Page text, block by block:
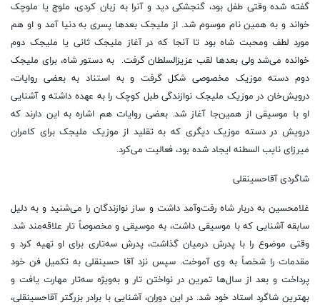
گفته شده وقتی طفل بود، گنجشکی دید و آنرا به زبان کردی، ملوچ یا ملوچک
خواند و به همین نام موسوم شد. از ملیجک بعدها پسری به دنیا آمد و او هم
مورد لطف ومحبت شاه بود تا آنجا که در آغاز ملیجک ثانی یا ملیجک دوم
خوانده می‌شد ولی بعدها لقب عزیزالسلطان گرفت. به دستور شاه، برای ملیجک
دوم دسته موزیک مخصوصی شکل گرفت و به استناد به بعضی روایات،
درویش‌خان در موزیک ملیجک نوازندگی طبل کوچک را به عهده داشته و آشنایی
او با موسیقی از همین‌جا آغاز شد. بعضی روایات هم اشاره به این دارند که
درویش در دسته موزیک دیگری که به تقلید از موزیک ملیجک برای کامران
میرزای نایب السطنه ایجاد شده بود، فعالیت می‌کرد.
شاگردی آقاحسینقلی
غلامحسین به دربار شاه رفت‌وآمد داشت و ساز نوازندگان را می‌شنید و به دلیل
سابقه آشنایی که با موسیقی داشت، به موسیقی و مخصوصاً تار علاقه‌مند شد.
وقتی موضوع را با پدرش درمیان گذاشت، پدرش سه‌تاری برای او تهیه کرد و
مقدمات را شخصاً به وی آموخت. سپس نزد آقا حسینقلی به تکمیل فن خود
پرداخت و بعد از سال‌ها تمرین در نواختن تار و به‌ویژه سه‌تار مهارت یافت و
بهترین شاگرد استاد خود شد. در این دوران، آشنایی با برادر بزرگتر آقاحسینقلی،